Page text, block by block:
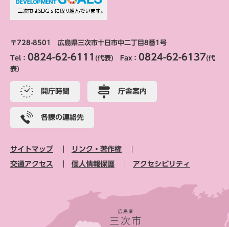
〒728-8501 広島県三次市十日市中二丁目8番1号
Tel： 0824-62-6111 (代表) Fax： 0824-62-6137(代
表)
開庁時間 庁舎案内
各課の連絡先
サイトマップ リンク・著作権
交通アクセス 個人情報保護 アクセシビリティ